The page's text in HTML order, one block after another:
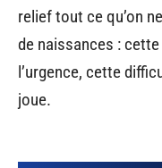
relief tout ce qu’on
de naissances :
l’urgence, cette
joue.